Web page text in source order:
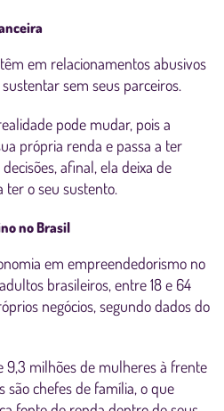
em relacionamentos abusivos
sem seus parceiros.
pode mudar, pois a
própria renda e passa a ter
afinal, ela deixa de
o seu sustento.
no Brasil
em empreendedorismo no
brasileiros, entre 18 e 64
negócios, segundo dados do
9,3 milhões de mulheres à frente
são chefes de família, o que